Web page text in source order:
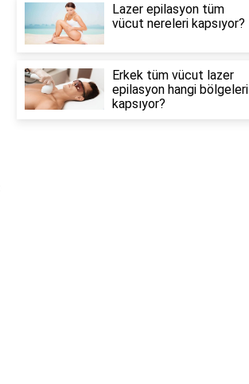
Lazer epilasyon tüm
vücut nereleri kapsıyor?
Erkek tüm vücut lazer
epilasyon hangi bölgeleri
kapsıyor?